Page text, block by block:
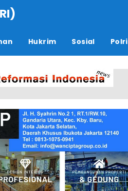
Hukrim Sosial Polri